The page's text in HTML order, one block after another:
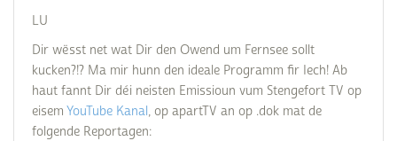
LU
Dir wësst net wat Dir den Owend um Fernsee sollt
kucken?!? Ma mir hunn den ideale Programm fir Iech! Ab
haut fannt Dir déi neisten Emissioun vum Stengefort TV op
eisem YouTube Kanal , op apartTV an op .dok mat de
folgende Reportagen: